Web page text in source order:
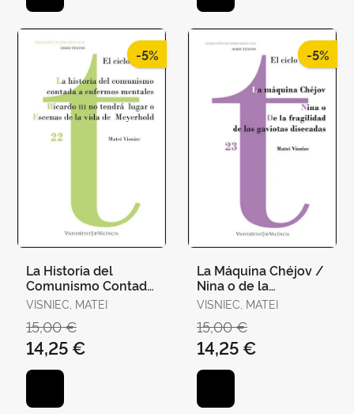
-5%
La Historia del
Comunismo Contada
para Enfermos
Mentales / Ricardo Iii
no Tendrá
VISNIEC, MATEI
15,00 €
14,25 €
-5%
La Máquina Chéjov /
Nina o de la
Fragilidad de las
Gaviotas Disecadas
VISNIEC, MATEI
15,00 €
14,25 €